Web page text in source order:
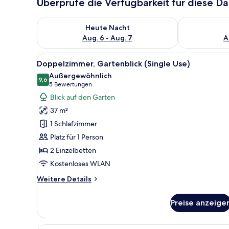
Heute Nacht
Aug. 6 - Aug. 7
Überprüfe die Verfügbarkeit für heute Nacht, Aug. 6
Überprüfe
Alle
Fotos
für
Doppelzimmer,
Gartenblick
(Single
Use)
anzeigen
Eine Terrasse mit zwei
5
Doppelzimmer, Gartenblick (Single Use)
9,69,6 von 10
Außergewöhnlich
5 Bewertungen
(5
Bewertungen)
Blick auf den Garten
37 m²
1 Schlafzimmer
Platz für 1 Person
2 Einzelbetten
Kostenloses WLAN
Weitere Details
Weitere
Gartenblick
(Single
Preise